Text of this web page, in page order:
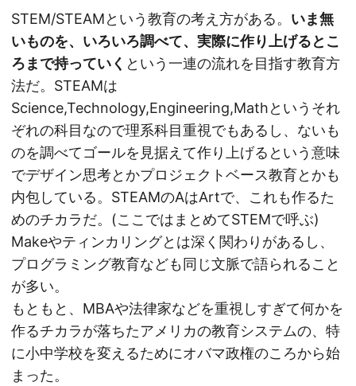
STEM/STEAMという教育の考え方がある。 いま無
いものを、いろいろ調べて、実際に作り上げるとこ
ろまで持っていく という一連の流れを目指す教育方
法だ。STEAMは
Science,Technology,Engineering,Mathというそれ
ぞれの科目なので理系科目重視でもあるし、ないも
のを調べてゴールを見据えて作り上げるという意味
でデザイン思考とかプロジェクトベース教育とかも
内包している。STEAMのAはArtで、これも作るた
めのチカラだ。(ここではまとめてSTEMで呼ぶ)
Makeやティンカリングとは深く関わりがあるし、
プログラミング教育なども同じ文脈で語られること
が多い。
もともと、MBAや法律家などを重視しすぎて何かを
作るチカラが落ちたアメリカの教育システムの、特
に小中学校を変えるためにオバマ政権のころから始
まった。